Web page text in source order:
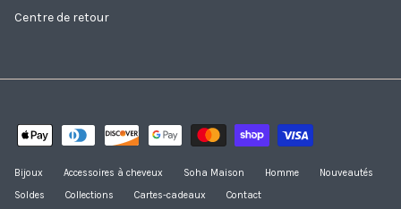
Centre de retour
Bijoux Accessoires à cheveux Soha Maison Homme
Nouveautés
Soldes
Collections Cartes-cadeaux Contact